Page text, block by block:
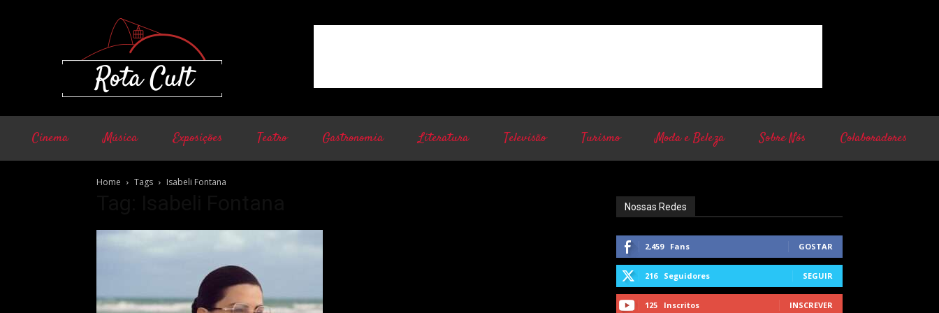
Cinema Música Exposições Teatro Gastronomia Literatura Televisão Turismo Moda e Beleza Sobre Nós Colaboradores
Home Tags Isabeli Fontana
Nossas Redes
2,459 Fans GOSTAR
216 Seguidores SEGUIR
125 Inscritos INSCREVER